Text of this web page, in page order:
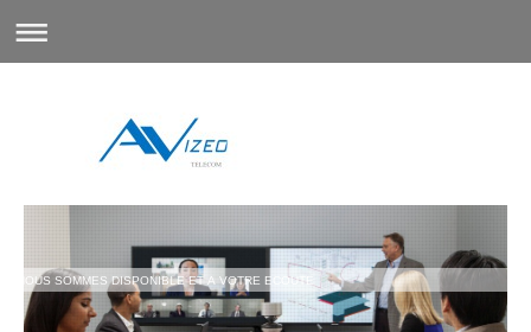
NOUS SOMMES DISPONIBLE ET A VOTRE ECOUTE